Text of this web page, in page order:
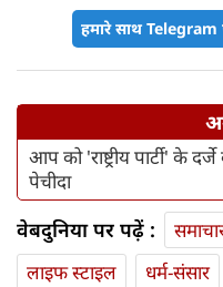
हमारे साथ
आप को 'राष्ट्रीय पार्टी' के
पेचीदा
वेबदुनिया पर पढ़ें :
लाइफ स्‍टाइल
धर्म-संसार